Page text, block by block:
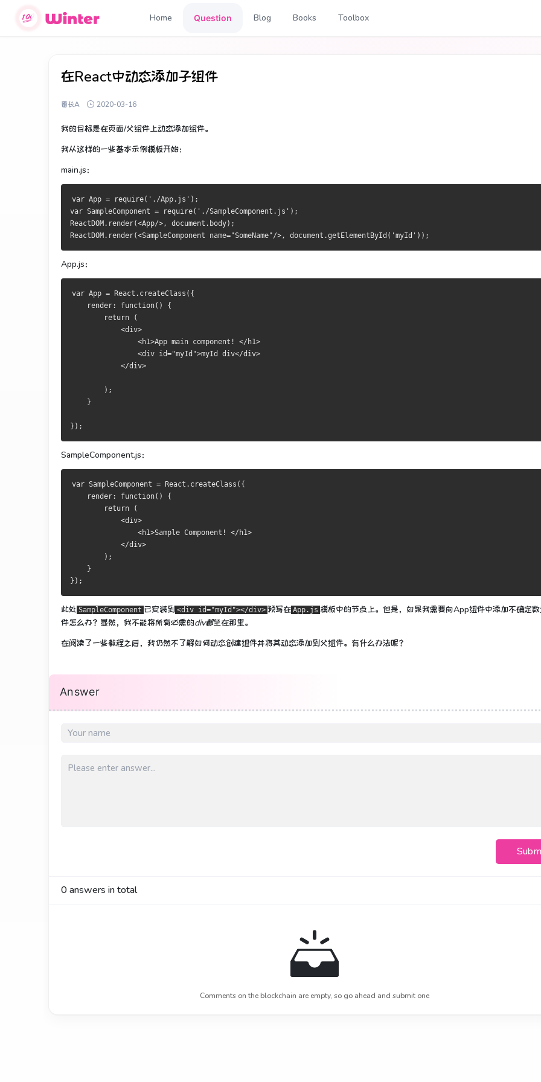
Home Question Blog Books Toolbox
在React中动态添加子组件
番长A 2020-03-16
我的目标是在页面/父组件上动态添加组件。
我从这样的一些基本示例模板开始：
main.js：
var App = require('./App.js');
var SampleComponent = require('./SampleComponent.js');
ReactDOM.render(<App/>, document.body);
ReactDOM.render(<SampleComponent name="SomeName"/>, document.getElementById('myId'));
App.js：
var App = React.createClass({
    render: function() {
        return (
            <div>
                <h1>App main component! </h1>
                <div id="myId">myId div</div>
            </div>
        );
    }
});
SampleComponent.js：
var SampleComponent = React.createClass({
    render: function() {
        return (
            <div>
                <h1>Sample Component! </h1>
            </div>
        );
    }
});
此处 SampleComponent 已安装到 <div id="myId"></div> 预写在 App.js 模板中的节点上。 但是，如果我需要向App组件中添加不确定
件怎么办？ 显然，我不能将所有必需的div都坐在那里。
在阅读了一些教程之后，我仍然不了解如何动态创建组件并将其动态添加到父组件。 有什么办法呢？
Answer
0answers in total
Comments on the blockchain are empty, so go ahead and submit one